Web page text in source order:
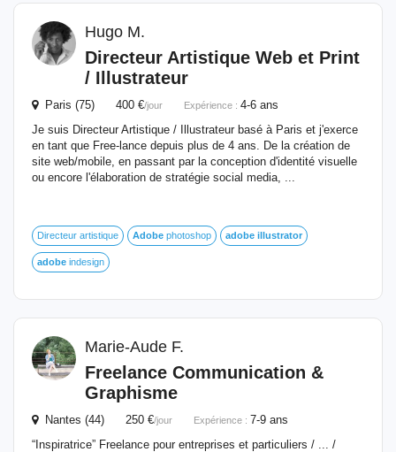
Hugo M.
Directeur Artistique Web et Print
/ Illustrateur
Paris (75) 400 €/jour Expérience : 4-6 ans
Je suis Directeur Artistique / Illustrateur basé à Paris et j'exerce
en tant que Free-lance depuis plus de 4 ans. De la création de
site web/mobile, en passant par la conception d'identité visuelle
ou encore l'élaboration de stratégie social media, ...
Directeur artistique Adobe photoshop adobe illustrator
adobe indesign
Marie-Aude F.
Freelance Communication &
Graphisme
Nantes (44) 250 €/jour Expérience : 7-9 ans
“Inspiratrice” Freelance pour entreprises et particuliers / ... /